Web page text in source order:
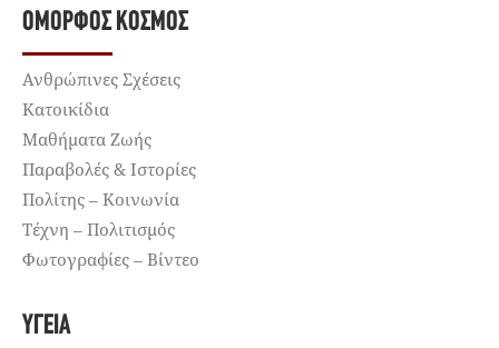
ΌΜΟΡΦΟΣ ΚΌΣΜΟΣ
Ανθρώπινες Σχέσεις
Κατοικίδια
Μαθήματα Ζωής
Παραβολές & Ιστορίες
Πολίτης – Κοινωνία
Τέχνη – Πολιτισμός
Φωτογραφίες – Βίντεο
ΥΓΕΊΑ